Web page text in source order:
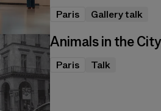
Paris Gallery talk
Animals in the City
Paris Talk